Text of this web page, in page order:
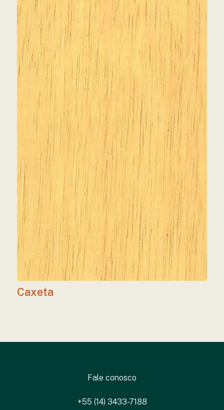
Caxeta
Fale conosco
+55 (14) 3433-7188